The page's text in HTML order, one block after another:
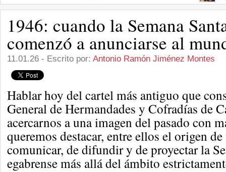
1946: cuando la Semana
comenzó a anunciarse al
11.01.26 - Escrito por: Antonio Ramón Jiménez Montes
Hablar hoy del cartel más antiguo que
General de Hermandades y Cofradías de
acercarnos a una imagen del pasado con
queremos destacar, entre ellos el origen
comunicar, de difundir y de proyectar la
egabrense más allá del ámbito